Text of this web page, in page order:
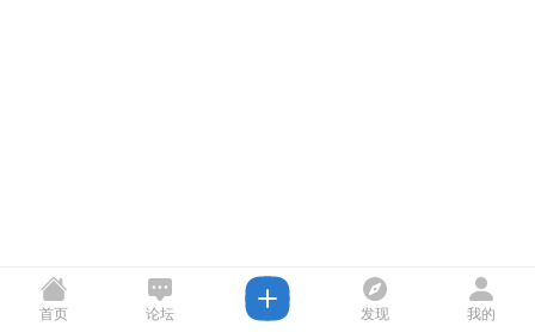
首页 论坛 发现 我的